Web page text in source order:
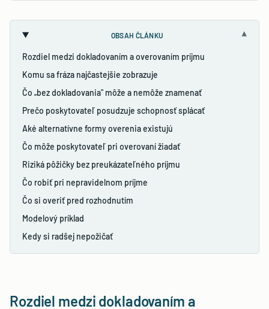
OBSAH ČLÁNKU ▾
Rozdiel medzi dokladovaním a overovaním príjmu
Komu sa fráza najčastejšie zobrazuje
Čo „bez dokladovania" môže a nemôže znamenať
Prečo poskytovateľ posudzuje schopnosť splácať
Aké alternatívne formy overenia existujú
Čo môže poskytovateľ pri overovaní žiadať
Riziká pôžičky bez preukázateľného príjmu
Čo robiť pri nepravidelnom príjme
Čo si overiť pred rozhodnutím
Modelový príklad
Kedy si radšej nepožičať
Rozdiel medzi dokladovaním a